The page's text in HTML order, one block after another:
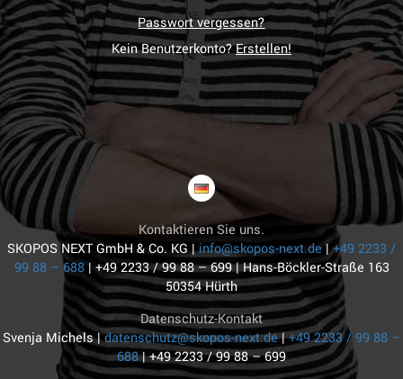
Passwort vergessen?
Kein Benutzerkonto?Erstellen!
Kontaktieren Sie uns.
SKOPOS NEXT GmbH & Co. KG |info@skopos-next.de|+49 2233 /
99 88 – 688| +49 2233 / 99 88 – 699 |Hans-Böckler-Straße 163
50354 Hürth
Datenschutz-Kontakt
Svenja Michels |datenschutz@skopos-next.de|+49 2233 / 99 88 –
688|+49 2233 / 99 88 – 699